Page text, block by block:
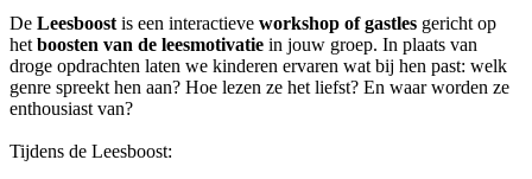
De Leesboost is een interactieve workshop of gastles gericht op
het boosten van de leesmotivatie in jouw groep. In plaats van
droge opdrachten laten we kinderen ervaren wat bij hen past: welk
genre spreekt hen aan? Hoe lezen ze het liefst? En waar worden ze
enthousiast van?
Tijdens de Leesboost: